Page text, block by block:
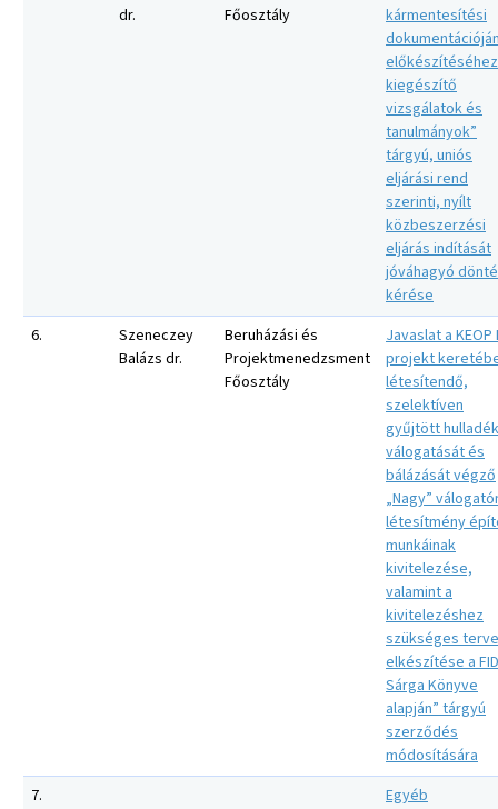
dr.
Főosztály
kármentesítési
előkészítéséhez
kiegészítő
vizsgálatok és
tanulmányok”
tárgyú, uniós
eljárási rend
szerinti, nyílt
közbeszerzési
eljárás indítását
jóváhagyó
kérése
6.
Szeneczey
Balázs dr.
Beruházási és
Projektmenedzsment
Főosztály
Javaslat a KEOP
projekt
létesítendő,
szelektíven
gyűjtött hulladék
válogatását és
bálázását végző
„Nagy”
létesítmény
munkáinak
kivitelezése,
valamint a
kivitelezéshez
szükséges
elkészítése a
Sárga Könyve
alapján” tárgyú
szerződés
módosítására
7.
Egyéb